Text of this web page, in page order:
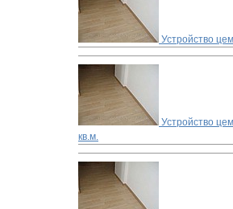
Устройство
Устройство
кв.м.